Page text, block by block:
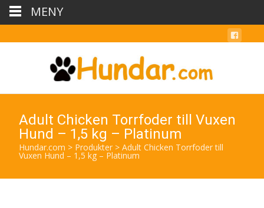
Adult Chicken Torrfoder till Vuxen
Hund – 1,5 kg – Platinum
Hundar.com > Produkter > Adult Chicken Torrfoder till
Vuxen Hund – 1,5 kg – Platinum
MENY